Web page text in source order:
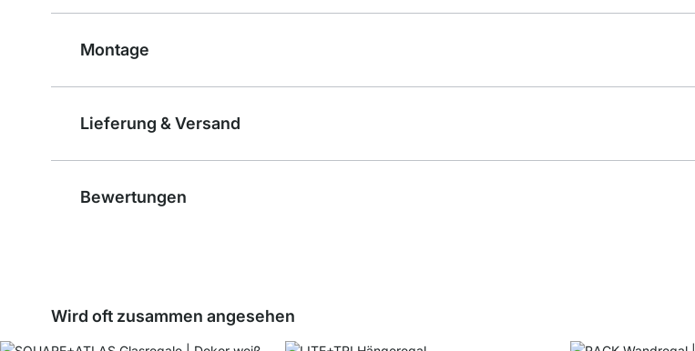
Montage
Lieferung & Versand
Bewertungen
Wird oft zusammen angesehen